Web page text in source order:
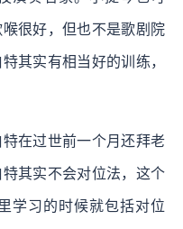
很好，但也不是歌剧院
其实有相当好的训练，
在过世前一个月还拜老
其实不会对位法，这个
学习的时候就包括对位